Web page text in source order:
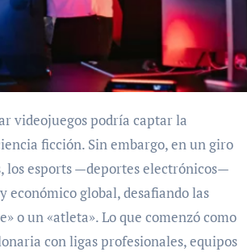
ficción. Sin embargo, en un giro
los esports —deportes electrónicos—
global, desafiando las
o un «atleta». Lo que comenzó como
con ligas profesionales, equipos